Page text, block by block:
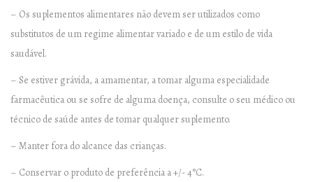
– Os suplementos alimentares não devem ser utilizados como
substitutos de um regime alimentar variado e de um estilo de vida
saudável.
– Se estiver grávida, a amamentar, a tomar alguma especialidade
farmacêutica ou se sofre de alguma doença, consulte o seu médico ou
técnico de saúde antes de tomar qualquer suplemento.
– Manter fora do alcance das crianças.
– Conservar o produto de preferência a +/- 4°C.